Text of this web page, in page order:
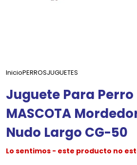
InicioPERROSJUGUETES
Juguete Para Perro
MASCOTA
Nudo Largo CG-50
Lo sentimos - este producto no